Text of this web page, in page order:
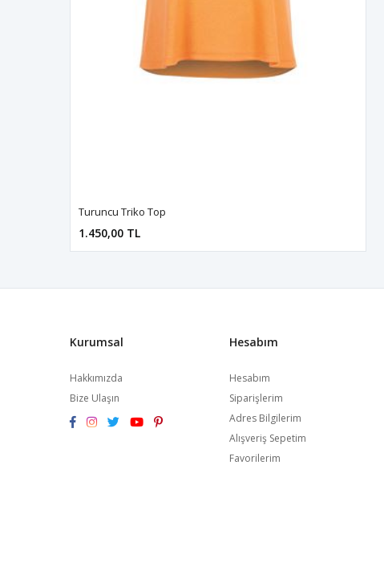
Turuncu Triko Top
1.450,00 TL
Kurumsal
Hakkımızda
Bize Ulaşın
Hesabım
Hesabım
Siparişlerim
Adres Bilgilerim
Alışveriş Sepetim
Favorilerim